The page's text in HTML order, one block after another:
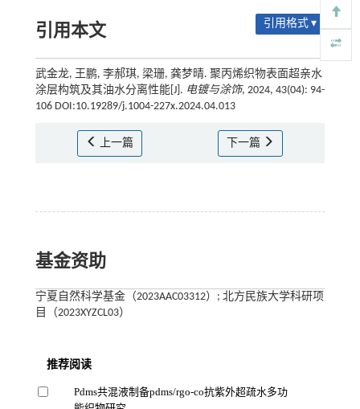
引用本文 引用格式 ▾
武金龙, 王鹏, 李郝琪, 梁珊, 龚梦晴. 聚丙烯织物表面超亲水
涂层构筑及其油水分离性能[J]. 电镀与涂饰, 2024, 43(04): 94-
106 DOI:10.19289/j.1004-227x.2024.04.013
上一篇 下一篇
基金资助
宁夏自然科学基金（2023AAC03312）; 北方民族大学科研项
目（2023XYZCL03）